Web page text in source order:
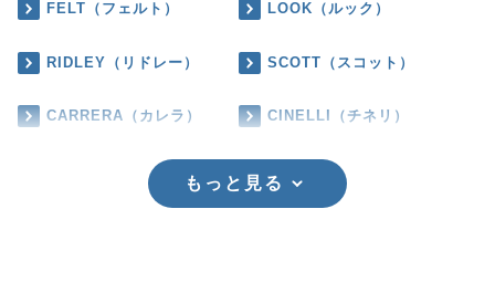
FELT（フェルト） LOOK（ルック）
RIDLEY（リドレー） SCOTT（スコット）
CARRERA（カレラ） CINELLI（チネリ）
もっと見る